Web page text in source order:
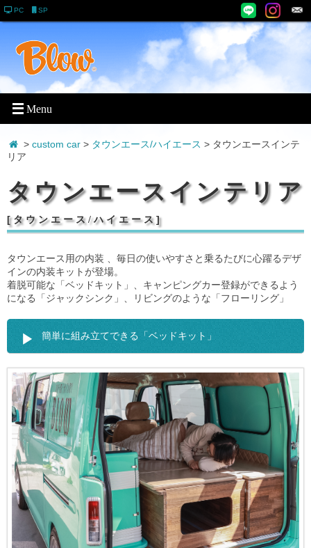
PC SP
> custom car> タウンエース/ハイエース > タウンエースインテ
リア
タウンエースインテリア
[ タウンエース/ハイエース ]
タウンエース用の内装 、毎日の使いやすさと乗るたびに心躍るデザ
インの内装キットが登場。
着脱可能な「ベッドキット」、キャンピングカー登録ができるよう
になる「ジャックシンク」、リビングのような「フローリング」
簡単に組み立てできる「ベッドキット」